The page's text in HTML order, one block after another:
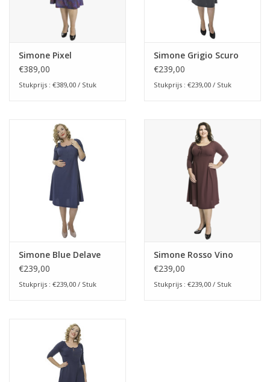
Simone Pixel
€389,00
Stukprijs : €389,00 / Stuk
Simone Grigio Scuro
€239,00
Stukprijs : €239,00 / Stuk
Simone Blue Delave
€239,00
Stukprijs : €239,00 / Stuk
Simone Rosso Vino
€239,00
Stukprijs : €239,00 / Stuk